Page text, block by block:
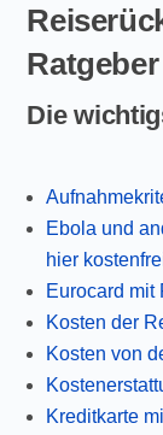
Ratgeber
Die
Ebola und
hier
Eurocard mit
Kosten der
Kosten von
Kreditkarte